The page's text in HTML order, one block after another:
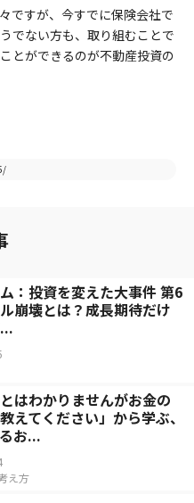
ですが、今すでに保険会社で
でない方も、取り組むことで
とができるのが不動産投資の
ム：投資を変えた大事件 第6
崩壊とは？成長期待だけ
とはわかりませんがお金の
えてください」から学ぶ、
お...
え方